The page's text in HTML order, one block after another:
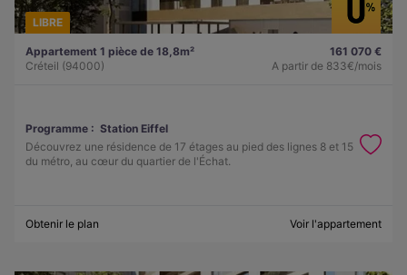
LIBRE
Appartement 1 pièce de 18,8m²
Créteil (94000)
161 070 €
A partir de 833€/mois
Programme : Station Eiffel
Découvrez une résidence de 17 étages au pied des lignes 8 et 15
du métro, au cœur du quartier de l'Échat.
Obtenir le plan Voir l'appartement